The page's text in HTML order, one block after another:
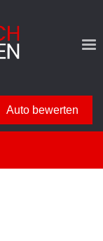
Auto bewerten